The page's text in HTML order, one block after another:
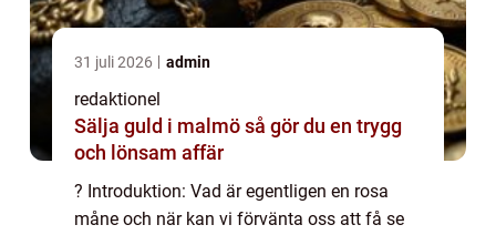
31 juli 2026 admin
redaktionel
Sälja guld i malmö så gör du en trygg
och lönsam affär
? Introduktion: Vad är egentligen en rosa
måne och när kan vi förvänta oss att få se